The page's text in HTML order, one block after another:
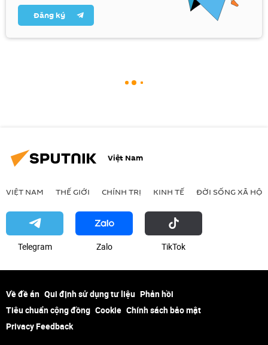
Đăng ký
Việt Nam
VIỆT NAM THẾ GIỚI CHÍNH TRỊ KINH TẾ ĐỜI SỐNG XÃ HỘI
Telegram Zalo ТikТоk
Về đề án Qui định sử dụng tư liệu Phản hồi
Tiêu chuẩn cộng đồng Cookie Chính sách bảo mật
Privacy Feedback